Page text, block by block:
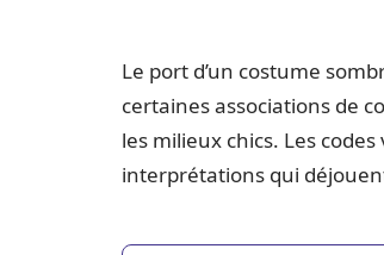
Le port d’un costume
certaines associations de
les milieux chics. Les
interprétations qui